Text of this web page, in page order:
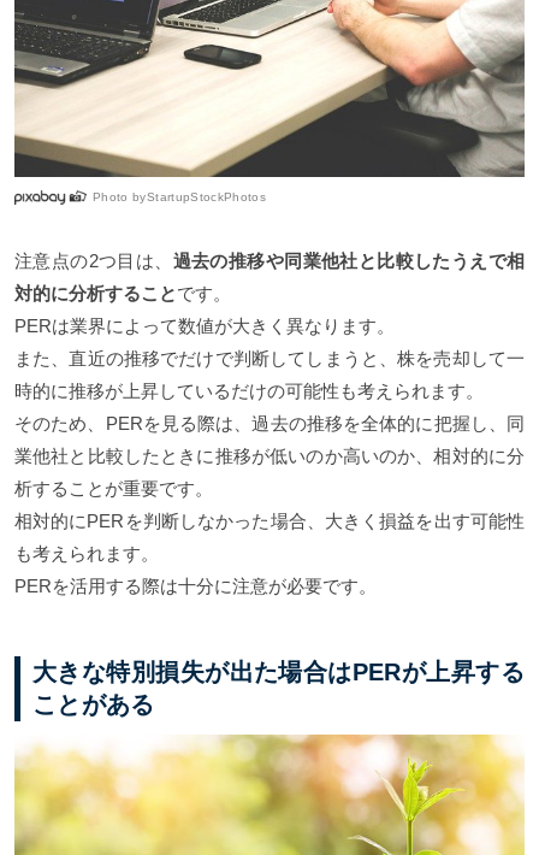
Photo byStartupStockPhotos
注意点の2つ目は、 過去の推移や同業他社と比較したうえで相
対的に分析することです。
PERは業界によって数値が大きく異なります。
また、直近の推移でだけで判断してしまうと、株を売却して一
時的に推移が上昇しているだけの可能性も考えられます。
そのため、PERを見る際は、過去の推移を全体的に把握し、同
業他社と比較したときに推移が低いのか高いのか、相対的に分
析することが重要です。
相対的にPERを判断しなかった場合、大きく損益を出す可能性
も考えられます。
PERを活用する際は十分に注意が必要です。
大きな特別損失が出た場合はPERが上昇する
ことがある